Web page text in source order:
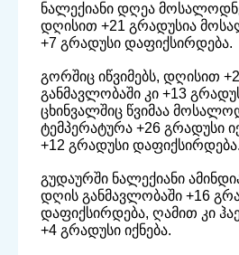
ნალექიანი დღეა
დღისით +21 გრადუსია
+7 გრადუსი დაფიქსირდება.
გორშიც იწვიმებს, დღისით
განმავლობაში კი +13
ცხინვალშიც წვიმაა
ტემპერატურა +26 გრადუსი
+12 გრადუსი დაფიქსირდება.
გუდაურში ნალექიანი
დღის განმავლობაში +16
დაფიქსირდება, ღამით კი
+4 გრადუსი იქნება.